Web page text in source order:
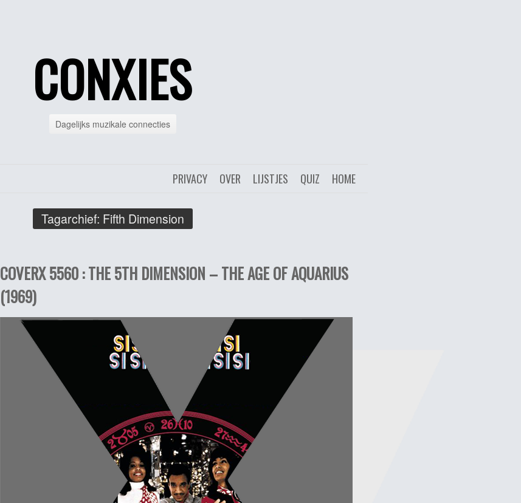
CONXIES
Dagelijks muzikale connecties
HOME
QUIZ
LIJSTJES
OVER
PRIVACY
Tagarchief: Fifth Dimension
COVERX 5560 : THE 5TH DIMENSION – THE AGE OF AQUARIUS
(1969)